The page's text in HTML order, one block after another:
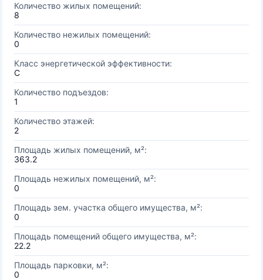
Количество жилых помещений:
8
Количество нежилых помещений:
0
Класс энергетической эффективности:
C
Количество подъездов:
1
Количество этажей:
2
Площадь жилых помещений, м²:
363.2
Площадь нежилых помещений, м²:
0
Площадь зем. участка общего имущества, м²:
0
Площадь помещений общего имущества, м²:
22.2
Площадь парковки, м²:
0